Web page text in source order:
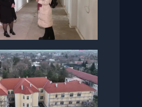
Приступачност
A- 100%
🌗Црно-бело (Сиви тонови)